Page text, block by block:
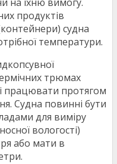
на їхню вимогу.
продуктів
судна
температури.
трюмах
працювати протягом
Судна повинні бути
для виміру
вологості)
або мати в